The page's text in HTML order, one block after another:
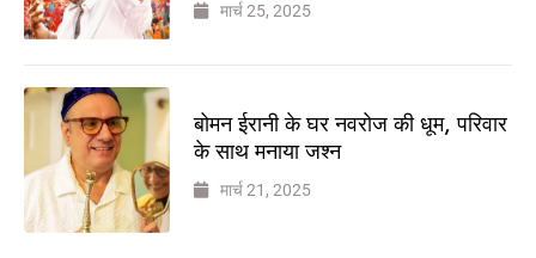
मार्च 25, 2025
बोमन ईरानी के घर नवरोज की धूम, परिवार
के साथ मनाया जश्न
मार्च 21, 2025